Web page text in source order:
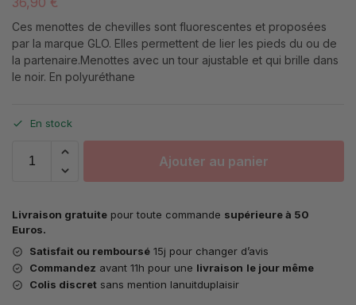
Ces menottes de chevilles sont fluorescentes et proposées
par la marque GLO. Elles permettent de lier les pieds du ou de
la partenaire.Menottes avec un tour ajustable et qui brille dans
le noir. En polyuréthane
En stock
Ajouter au panier
Livraison gratuite pour toute commande supérieure à 50
Euros.
Satisfait ou remboursé 15j pour changer d’avis
Commandez avant 11h pour une livraison le jour même
Colis discret sans mention lanuitduplaisir